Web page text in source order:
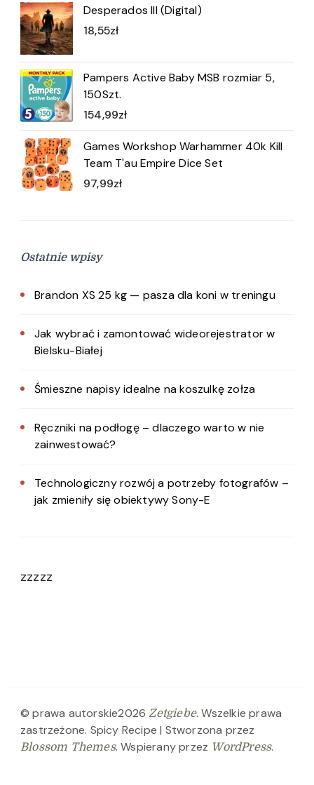
Desperados III (Digital)
18,55zł
Pampers Active Baby MSB rozmiar 5,
150Szt.
154,99zł
Games Workshop Warhammer 40k Kill
Team T'au Empire Dice Set
97,99zł
Ostatnie wpisy
Brandon XS 25 kg — pasza dla koni w treningu
Jak wybrać i zamontować wideorejestrator w
Bielsku-Białej
Śmieszne napisy idealne na koszulkę zołza
Ręczniki na podłogę – dlaczego warto w nie
zainwestować?
Technologiczny rozwój a potrzeby fotografów –
jak zmieniły się obiektywy Sony-E
zzzzz
© prawa autorskie2026Zetgiebe. Wszelkie prawa
zastrzeżone. Spicy Recipe | Stworzona przez
Blossom Themes. Wspierany przez WordPress.